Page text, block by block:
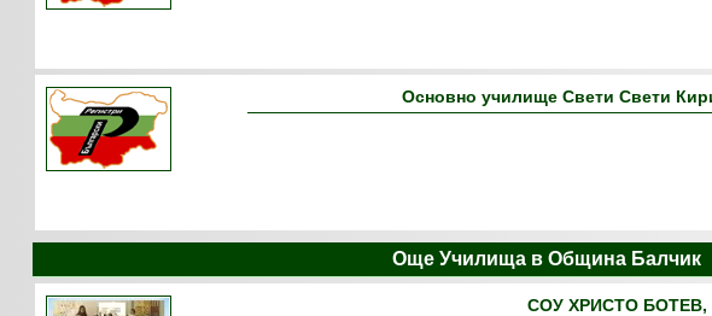
Основно училище Свети Свети
Още Училища в Община Балчик
СОУ ХРИСТО БОТЕВ,